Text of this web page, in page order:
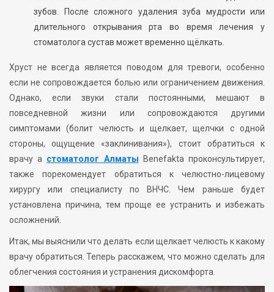
зубов. После сложного удаления зуба мудрости или
длительного открывания рта во время лечения у
стоматолога сустав может временно щёлкать.
Хруст не всегда является поводом для тревоги, особенно
если не сопровождается болью или ограничением движения.
Однако, если звуки стали постоянными, мешают в
повседневной жизни или сопровождаются другими
симптомами (болит челюсть и щелкает, щелчки с одной
стороны, ощущение «заклинивания»), стоит обратиться к
врачу а стоматолог Алматы Benefakta проконсультирует,
также порекомендует обратиться к челюстно-лицевому
хирургу или специалисту по ВНЧС. Чем раньше будет
установлена причина, тем проще ее устранить и избежать
осложнений.
Итак, мы выяснили что делать если щелкает челюсть к какому
врачу обратиться. Теперь расскажем, что можно сделать для
облегчения состояния и устранения дискомфорта.